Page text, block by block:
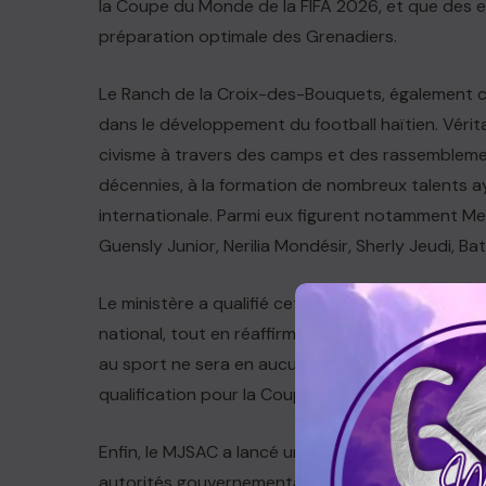
la Coupe du Monde de la FIFA 2026, et que
préparation optimale des Grenadiers.
Le Ranch de la Croix-des-Bouquets, également
dans le développement du football haïtien.
civisme à travers des camps et des
décennies, à la formation de nombreux talents
internationale. Parmi eux figurent notamment
Guensly Junior, Nerilia Mondésir, Sherly Jeudi,
Le ministère a qualifié cet incendie d’attaque
national, tout en réaffirmant que son
au sport ne sera en aucun cas interrompu. Le
qualification pour la Coupe du Monde doit
Enfin, le MJSAC a lancé un nouvel appel à la